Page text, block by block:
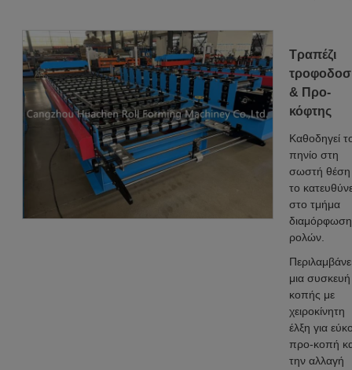
Τραπέζι
& Προ-
κόφτης
Καθοδηγεί
πηνίο στη
σωστή θέση
το
στο τμήμα
ρολών.
μια συσκευή
κοπής με
χειροκίνητη
έλξη για
προ-κοπή
την αλλαγή